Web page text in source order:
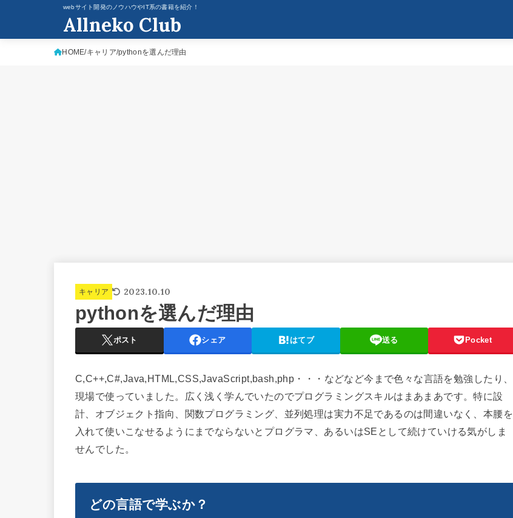
webサイト開発のノウハウやIT系の書籍を紹介！
Allneko Club
HOME キャリア pythonを選んだ理由
キャリア 2023.10.10
pythonを選んだ理由
ポスト シェア はてブ 送る Pocket
C,C++,C#,Java,HTML,CSS,JavaScript,bash,php・・・などなど今まで色々な言語を勉強したり、
現場で使っていました。広く浅く学んでいたのでプログラミングスキルはまあまあです。特に設
計、オブジェクト指向、関数プログラミング、並列処理は実力不足であるのは間違いなく、本腰を
入れて使いこなせるようにまでならないとプログラマ、あるいはSEとして続けていける気がしま
せんでした。
どの言語で学ぶか？